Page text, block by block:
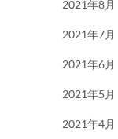
2021年8月
2021年7月
2021年6月
2021年5月
2021年4月